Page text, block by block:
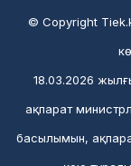
© Copyright
18.03.2026
ақпарат
басылымын,